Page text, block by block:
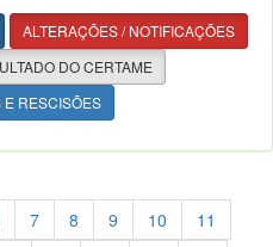
ALTERAÇÕES / NOTIFICAÇÕES
DO CERTAME
E RESCISÕES
7 8 9 10
11